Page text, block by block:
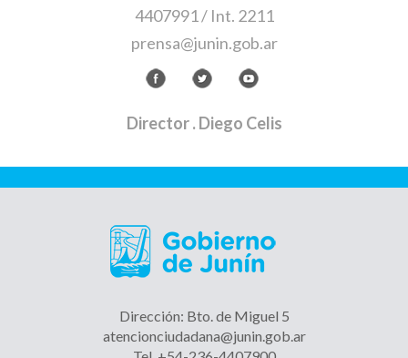
4407991 / Int. 2211
prensa@junin.gob.ar
Director. Diego Celis
Dirección: Bto. de Miguel 5
atencionciudadana@junin.gob.ar